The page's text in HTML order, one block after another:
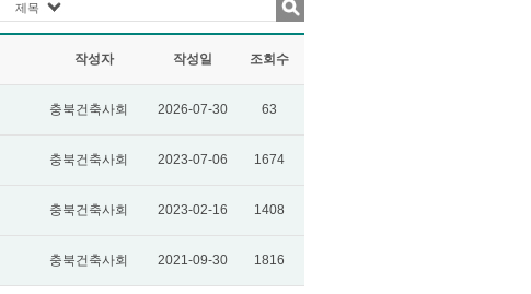
제목
작성자 작성일 조회수
충북건축사회 2026-07-30 63
충북건축사회 2023-07-06 1674
충북건축사회 2023-02-16 1408
충북건축사회 2021-09-30 1816